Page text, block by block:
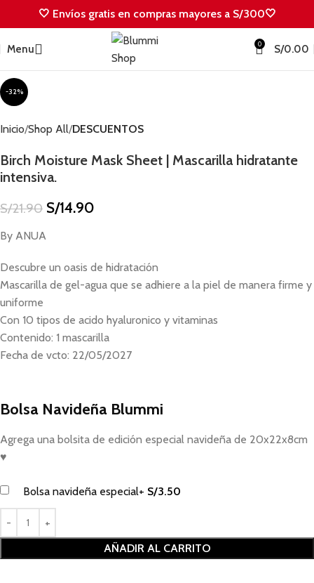
🤍 Envíos gratis en compras mayores a S/300🤍
Menu 0 S/0.00
-32%
Inicio Shop All DESCUENTOS
Birch Moisture Mask Sheet | Mascarilla hidratante
intensiva.
S/21.90 S/14.90
By ANUA
Descubre un oasis de hidratación
Mascarilla de gel-agua que se adhiere a la piel de manera firme y
uniforme
Con 10 tipos de acido hyaluronico y vitaminas
Contenido: 1 mascarilla
Fecha de vcto: 22/05/2027
Bolsa Navideña Blummi
Agrega una bolsita de edición especial navideña de 20x22x8cm
♥
Bolsa navideña especial+ S/3.50
AÑADIR AL CARRITO